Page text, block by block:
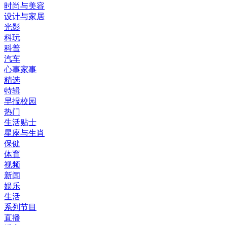
时尚与美容
设计与家居
光影
科玩
科普
汽车
心事家事
精选
特辑
早报校园
热门
生活贴士
星座与生肖
保健
体育
视频
新闻
娱乐
生活
系列节目
直播